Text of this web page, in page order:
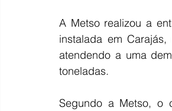
A Metso realizou a
instalada em
atendendo a uma
toneladas.
Segundo a Metso, o